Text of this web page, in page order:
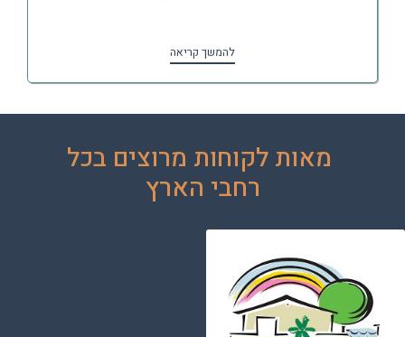
להמשך קריאה
מאות לקוחות מרוצים בכל
רחבי הארץ